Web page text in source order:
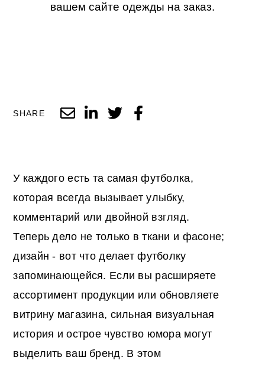
вашем сайте одежды на заказ.
SHARE
У каждого есть та самая футболка,
которая всегда вызывает улыбку,
комментарий или двойной взгляд.
Теперь дело не только в ткани и фасоне;
дизайн - вот что делает футболку
запоминающейся. Если вы расширяете
ассортимент продукции или обновляете
витрину магазина, сильная визуальная
история и острое чувство юмора могут
выделить ваш бренд. В этом